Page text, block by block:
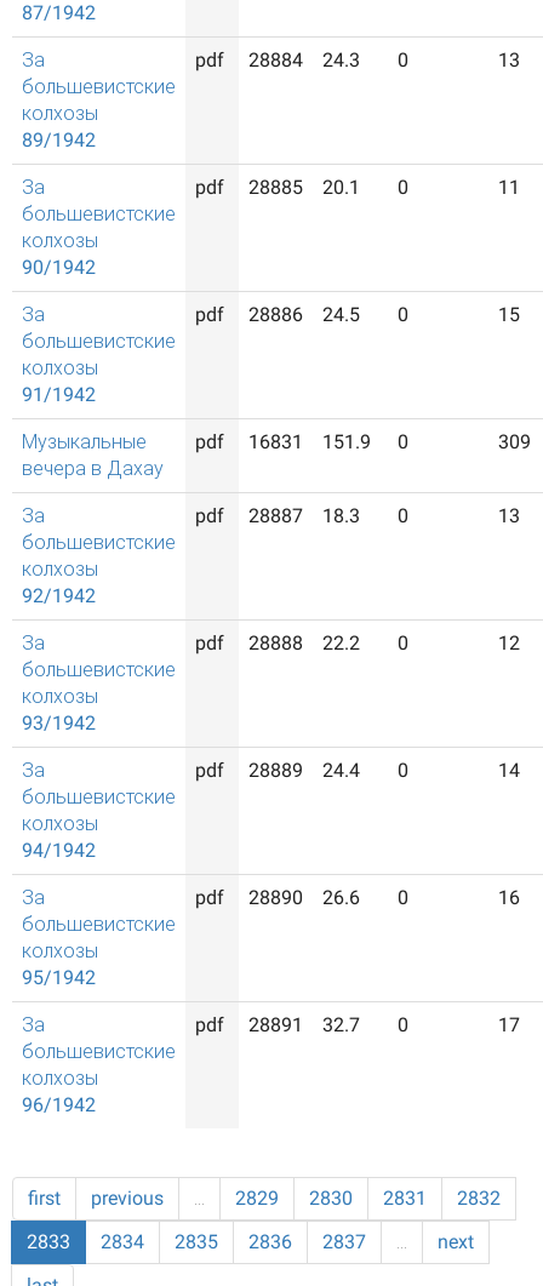
87/1942
За
большевистские
колхозы
89/1942
pdf 28884 24.3 0 13
За
большевистские
колхозы
90/1942
pdf 28885 20.1 0 11
За
большевистские
колхозы
91/1942
pdf 28886 24.5 0 15
Музыкальные
вечера в Дахау
pdf 16831 151.9 0 309
За
большевистские
колхозы
92/1942
pdf 28887 18.3 0 13
За
большевистские
колхозы
93/1942
pdf 28888 22.2 0 12
За
большевистские
колхозы
94/1942
pdf 28889 24.4 0 14
За
большевистские
колхозы
95/1942
pdf 28890 26.6 0 16
За
большевистские
колхозы
96/1942
pdf 28891 32.7 0 17
first previous … 2829 2830 2831
2832
2833
2834 2835 2836 2837 …
next